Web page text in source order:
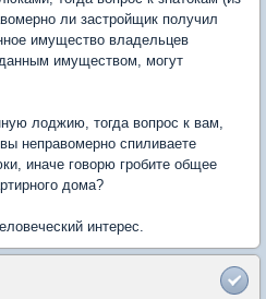
ли застройщик получил
имущество владельцев
имуществом, могут
лоджию, тогда вопрос к вам,
неправомерно спиливаете
иначе говорю гробите общее
дома?
интерес.